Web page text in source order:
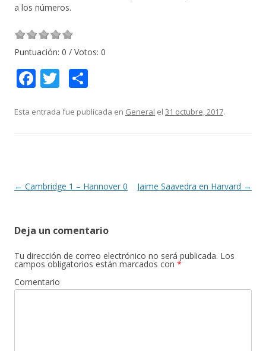
a los números.
Puntuación: 0 / Votos: 0
F
e
k
T
itt m
r
Esta entrada fue publicada en General el 31 octubre, 2017.
Navegación
← Cambridge 1 – Hannover 0 Jaime Saavedra en Harvard →
Deja un comentario
Tu dirección de correo electrónico no será publicada. Los
campos obligatorios están marcados con *
Comentario